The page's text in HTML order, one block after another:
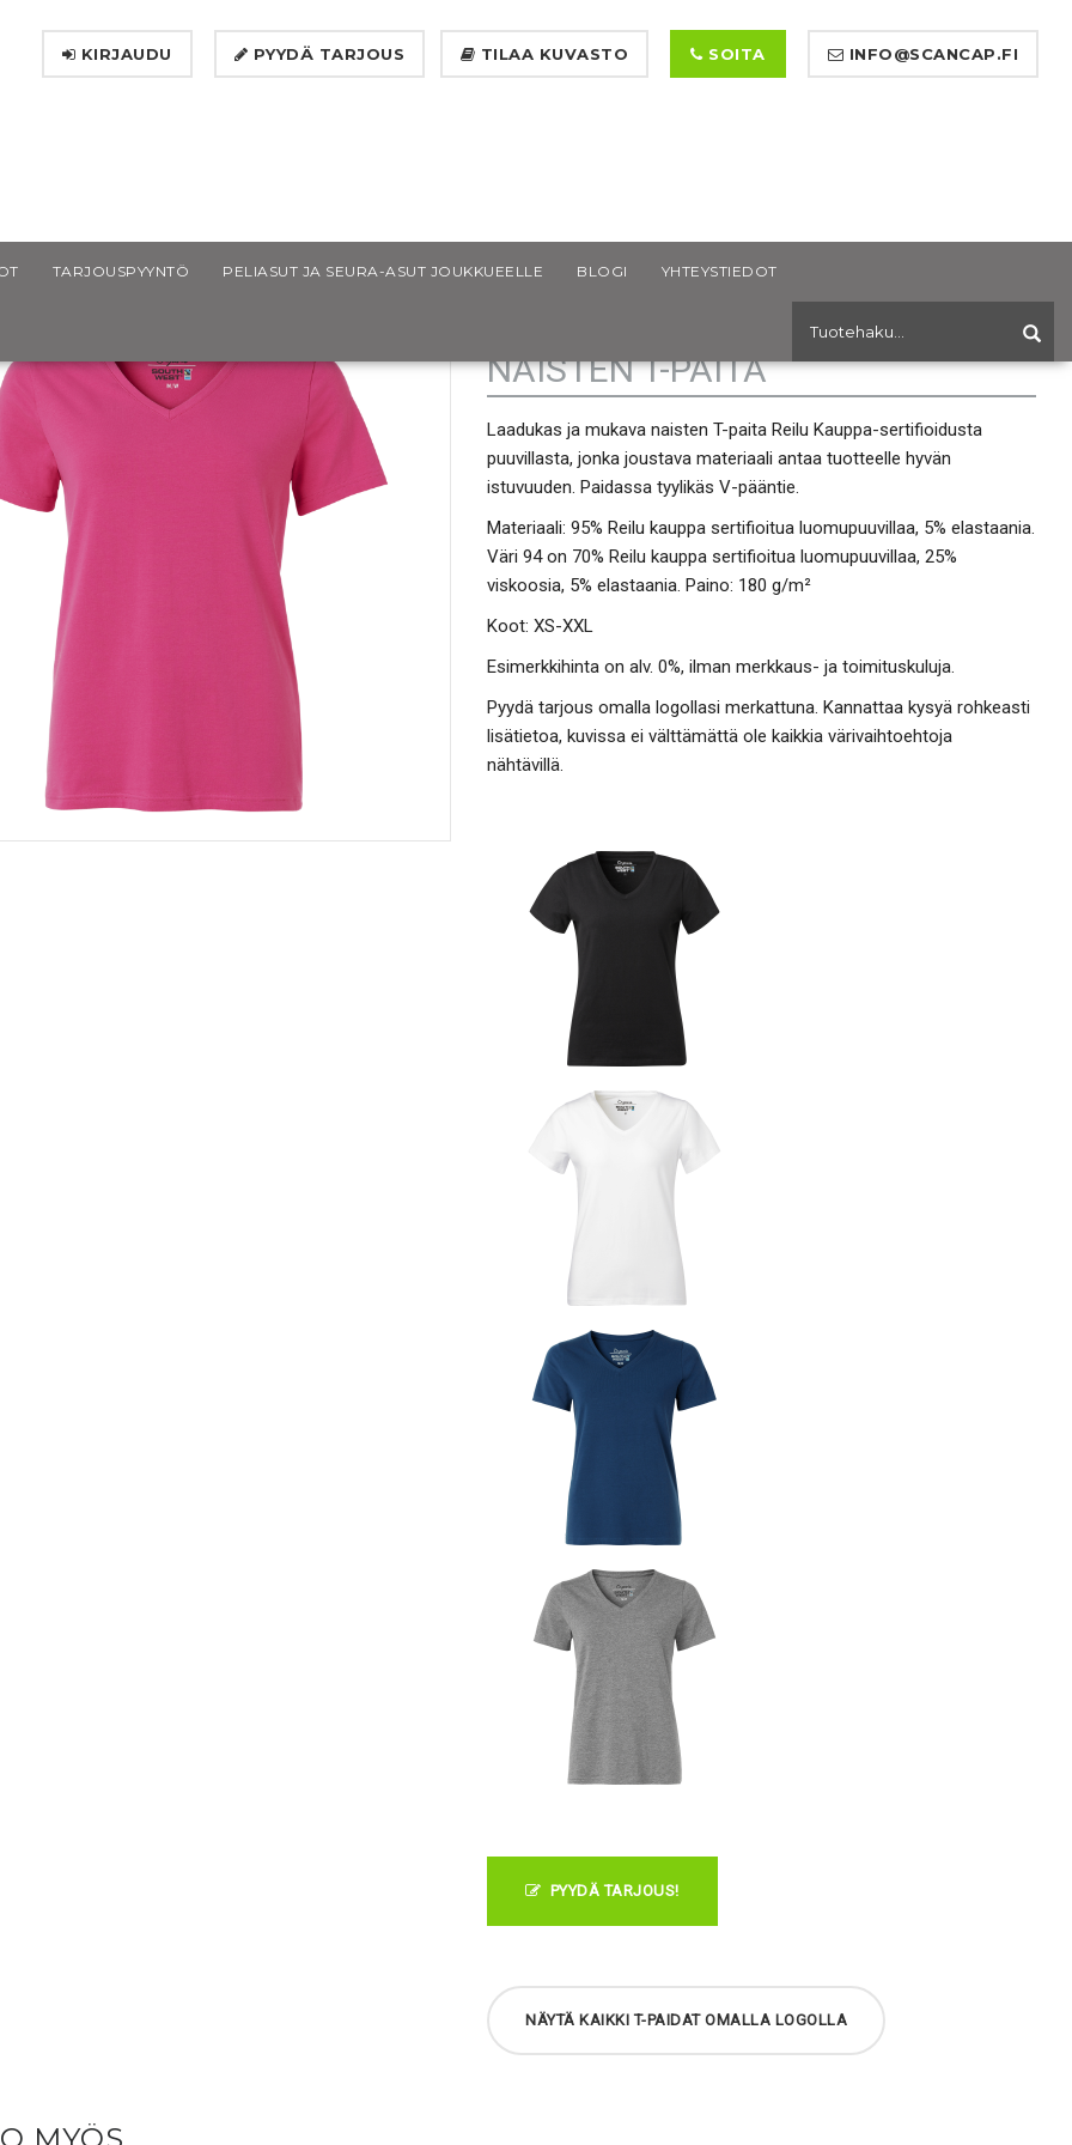
INFO@SCANCAP.FI
SOITA
PYYDÄ TARJOUS TILAA KUVASTO
KIRJAUDU
TARJOUSPYYNTÖ PELIASUT JA SEURA-ASUT JOUKKUEELLE BLOGI YHTEYSTIEDOT
SOUTH WEST SCARLET GOTS
NAISTEN T-PAITA
Laadukas ja mukava naisten T-paita Reilu Kauppa-sertifioidusta
puuvillasta, jonka joustava materiaali antaa tuotteelle hyvän
istuvuuden. Paidassa tyylikäs V-pääntie.
Materiaali: 95% Reilu kauppa sertifioitua luomupuuvillaa, 5% elastaania.
Väri 94 on 70% Reilu kauppa sertifioitua luomupuuvillaa, 25%
viskoosia, 5% elastaania. Paino: 180 g/m²
Koot: XS-XXL
Esimerkkihinta on alv. 0%, ilman merkkaus- ja toimituskuluja.
Pyydä tarjous omalla logollasi merkattuna. Kannattaa kysyä rohkeasti
lisätietoa, kuvissa ei välttämättä ole kaikkia värivaihtoehtoja
nähtävillä.
PYYDÄ TARJOUS!
NÄYTÄ KAIKKI T-PAIDAT OMALLA LOGOLLA